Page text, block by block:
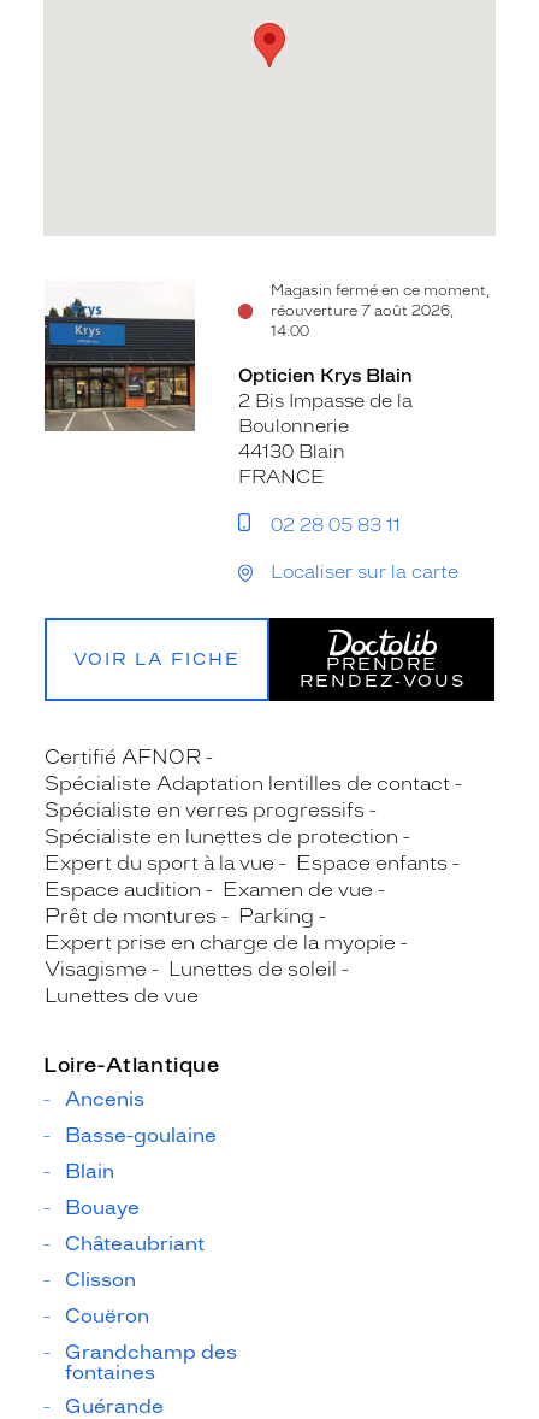
Magasin fermé en ce moment,
réouverture 7 août 2026,
14:00
la
fiche
Opticien Krys Blain
2 Bis Impasse de la
Boulonnerie
44130 Blain
FRANCE
02 28 05 83 11
Localiser sur la carte
VOIR LA FICHE
PRENDRE
RENDEZ‑VOUS
Certifié AFNOR
Spécialiste Adaptation lentilles de contact
Spécialiste en verres progressifs
Spécialiste en lunettes de protection
Expert du sport à la vue
Espace enfants
Espace audition
Examen de vue
Prêt de montures
Parking
Expert prise en charge de la myopie
Visagisme
Lunettes de soleil
Lunettes de vue
Loire-Atlantique
Ancenis
Basse-goulaine
Blain
Bouaye
Châteaubriant
Clisson
Couëron
Grandchamp des
fontaines
Guérande